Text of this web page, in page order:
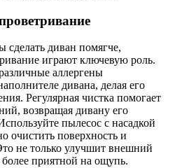
сделать диван помягче,
играют ключевую роль.
аллергены
дивана, делая его
Регулярная чистка помогает
возвращая дивану его
пылесос с насадкой
очистить поверхность и
не только улучшит внешний
приятной на ощупь.